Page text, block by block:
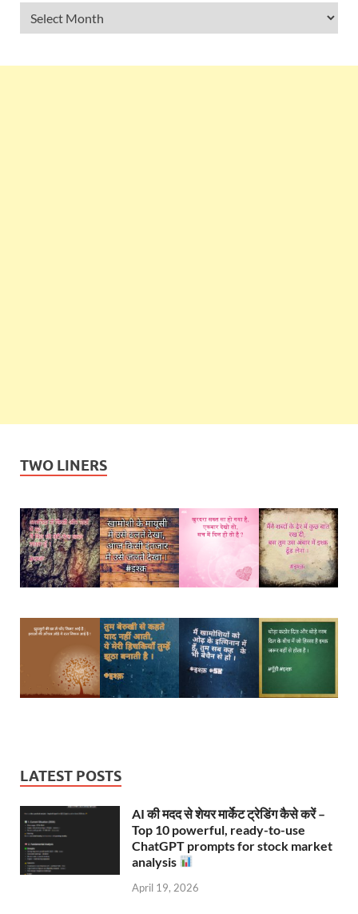
TWO LINERS
LATEST POSTS
AI की मदद से शेयर मार्केट ट्रेडिंग कैसे करें –
Top 10 powerful, ready-to-use
ChatGPT prompts for stock market
analysis
April 19, 2026